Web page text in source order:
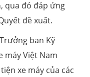
qua đó đáp ứng
đề xuất.
ban Kỹ
máy Việt Nam
xe máy của các